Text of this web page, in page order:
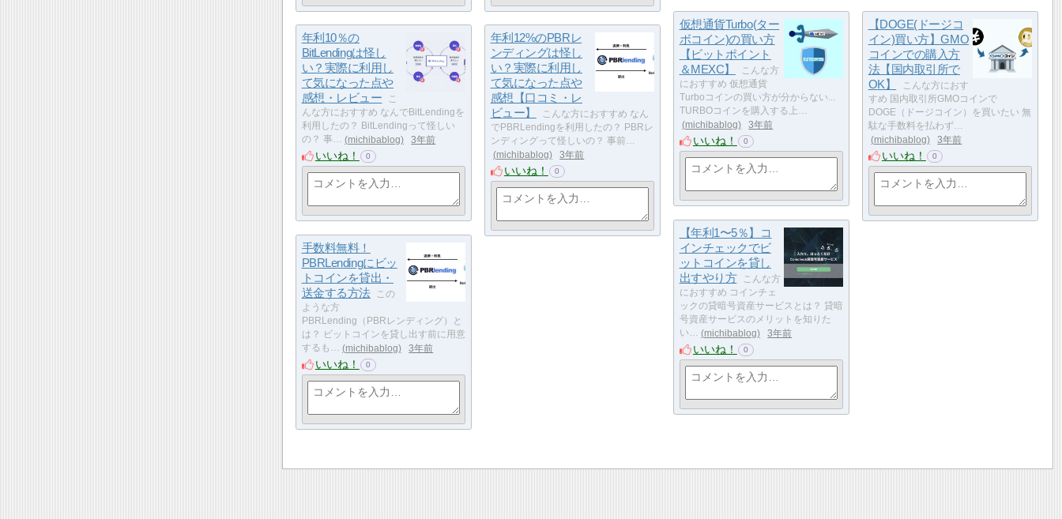
仮想通貨Turbo(ター
ボコイン)の買い方
【ビットポイント
＆MEXC】
こんな方
におすすめ 仮想通貨
Turboコインの買い方が分からない...
TURBOコインを購入する上…
michibablog
3年前
いいね！ 0
【DOGE(ドージコ
イン)買い方】GMO
コインでの購入方
法【国内取引所で
OK】
こんな方におす
すめ 国内取引所GMOコインで
DOGE（ドージコイン）を買いたい 無
駄な手数料を払わず…
michibablog
3年前
いいね！ 0
年利10％の
BitLendingは怪し
い？実際に利用し
て気になった点や
感想・レビュー
こ
んな方におすすめ なんでBitLendingを
利用したの？ BitLendingって怪しい
の？ 事…
michibablog 3年前
いいね！ 0
年利12%のPBRレ
ンディングは怪し
い？実際に利用し
て気になった点や
感想【口コミ・レ
ビュー】
こんな方におすすめ なん
でPBRLendingを利用したの？ PBRレ
ンディングって怪しいの？ 事前…
michibablog
3年前
いいね！ 0
【年利1〜5％】コ
インチェックでビ
ットコインを貸し
出すやり方
こんな方
におすすめ コインチェ
ックの貸暗号資産サービスとは？ 貸暗
号資産サービスのメリットを知りた
い…
michibablog 3年前
いいね！ 0
手数料無料！
PBRLendingにビッ
トコインを貸出・
送金する方法
この
ような方
PBRLending（PBRレンディング）と
は？ ビットコインを貸し出す前に用意
するも…
michibablog 3年前
いいね！ 0